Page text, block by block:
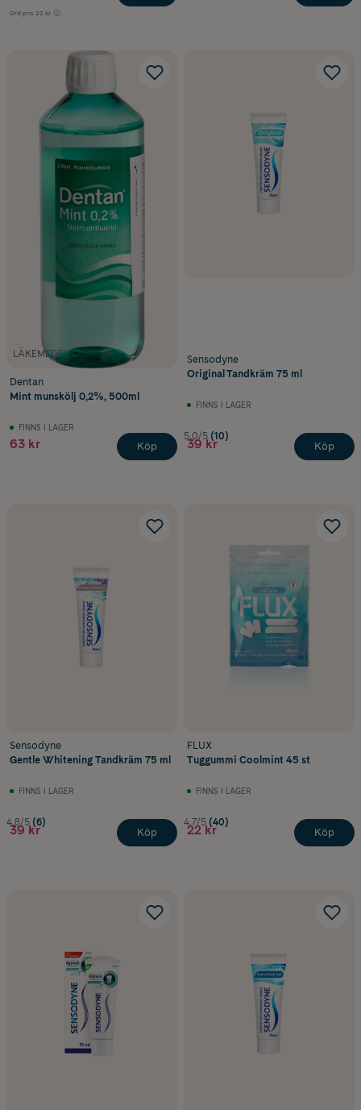
Ord.pris 22 kr
LÄKEMEDEL
Dentan
Mint munskölj 0,2%, 500ml
FINNS I LAGER
63 kr Köp
Sensodyne
Original Tandkräm 75 ml
FINNS I LAGER
5.0/5 (10)
39 kr Köp
Sensodyne
Gentle Whitening Tandkräm 75 ml
FINNS I LAGER
4.8/5 (6)
39 kr Köp
FLUX
Tuggummi Coolmint 45 st
FINNS I LAGER
4.7/5 (40)
22 kr Köp